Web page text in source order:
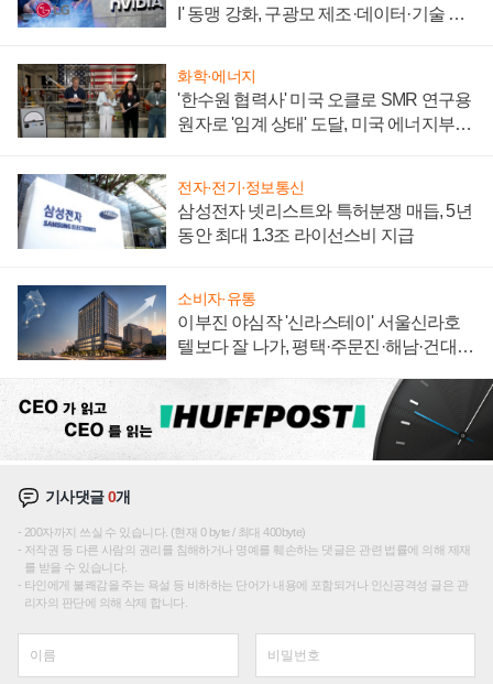
I' 동맹 강화, 구광모 제조·데이터·기술 결
화학·에너지
'한수원 협력사' 미국 오클로 SMR 연구용
원자로 '임계 상태' 도달, 미국 에너지부
전자·전기·정보통신
삼성전자 넷리스트와 특허분쟁 매듭, 5년
동안 최대 1.3조 라이선스비 지급
소비자·유통
이부진 야심작 '신라스테이' 서울신라호
텔보다 잘 나가, 평택·주문진·해남·건대로
기사댓글0개
200자까지 쓰실 수 있습니다. (현재 0 byte / 최대 400byte)
저작권 등 다른 사람의 권리를 침해하거나 명예를 훼손하는 댓글은 관련 법률에 의해 제재
를 받을 수 있습니다.
타인에게 불쾌감을 주는 욕설 등 비하하는 단어가 내용에 포함되거나 인신공격성 글은 관
리자의 판단에 의해 삭제 합니다.